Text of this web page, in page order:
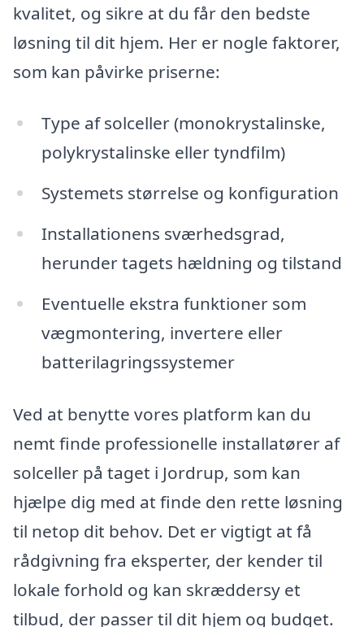
kvalitet, og sikre at du får den bedste
løsning til dit hjem. Her er nogle faktorer,
som kan påvirke priserne:
Type af solceller (monokrystalinske,
polykrystalinske eller tyndfilm)
Systemets størrelse og konfiguration
Installationens sværhedsgrad,
herunder tagets hældning og tilstand
Eventuelle ekstra funktioner som
vægmontering, invertere eller
batterilagringssystemer
Ved at benytte vores platform kan du
nemt finde professionelle installatører af
solceller på taget i Jordrup, som kan
hjælpe dig med at finde den rette løsning
til netop dit behov. Det er vigtigt at få
rådgivning fra eksperter, der kender til
lokale forhold og kan skræddersy et
tilbud, der passer til dit hjem og budget.